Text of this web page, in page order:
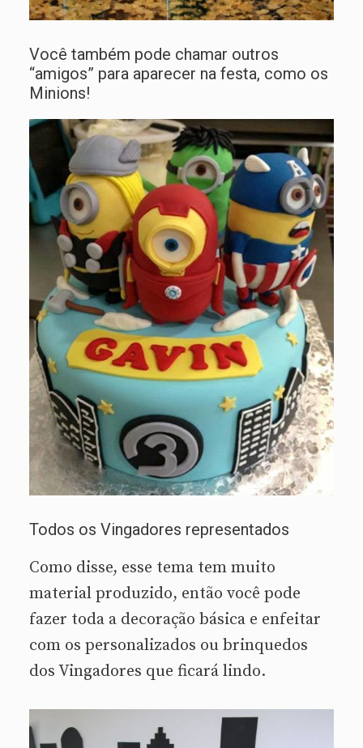
Você também pode chamar outros
“amigos” para aparecer na festa, como os
Minions!
Todos os Vingadores representados
Como disse, esse tema tem muito
material produzido, então você pode
fazer toda a decoração básica e enfeitar
com os personalizados ou brinquedos
dos Vingadores que ficará lindo.